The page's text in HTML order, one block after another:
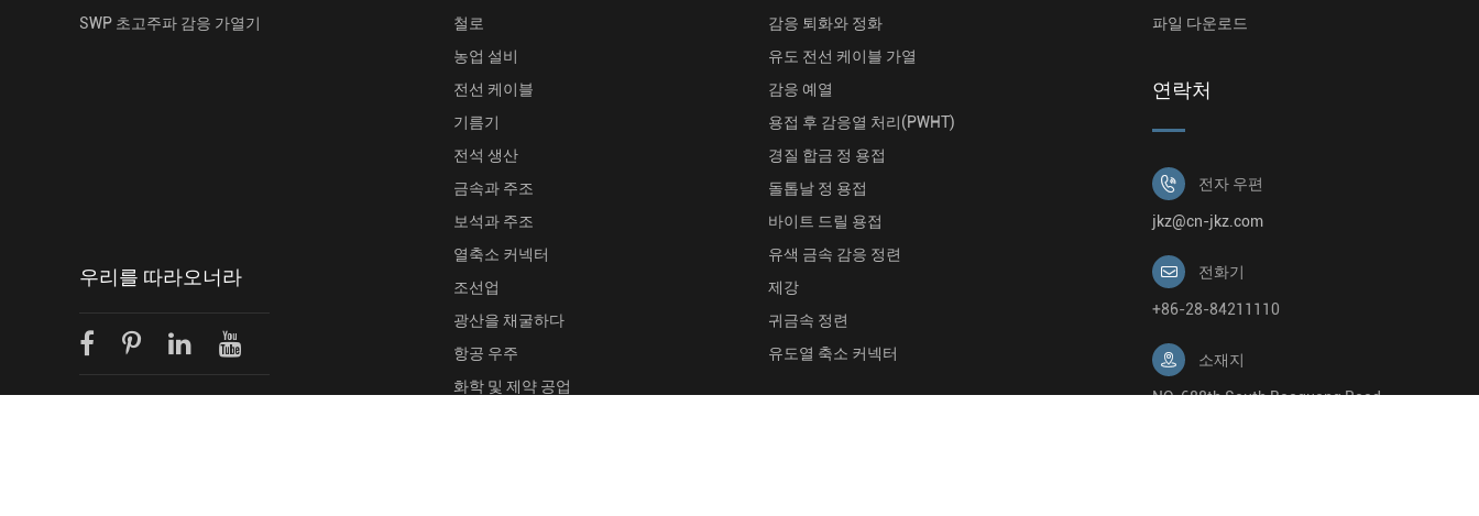
SWP 초고주파 감응 가열기
우리를 따라오너라
철로
농업 설비
전선 케이블
기름기
전석 생산
금속과 주조
보석과 주조
열축소 커넥터
조선업
광산을 채굴하다
항공 우주
화학 및 제약 공업
감응 퇴화와 정화
유도 전선 케이블 가열
감응 예열
용접 후 감응열 처리(PWHT)
경질 합금 정 용접
돌톱날 정 용접
바이트 드릴 용접
유색 금속 감응 정련
제강
귀금속 정련
유도열 축소 커넥터
파일 다운로드
연락처
 전자 우편
jkz@cn-jkz.com
 전화기
+86-28-84211110
 소재지
NO. 688th South Baoguang Road,